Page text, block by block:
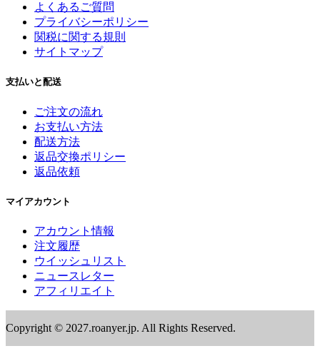
よくあるご質問
プライバシーポリシー
関税に関する規則
サイトマップ
支払いと配送
ご注文の流れ
お支払い方法
配送方法
返品交換ポリシー
返品依頼
マイアカウント
アカウント情報
注文履歴
ウイッシュリスト
ニュースレター
アフィリエイト
Copyright © 2027.roanyer.jp. All Rights Reserved.